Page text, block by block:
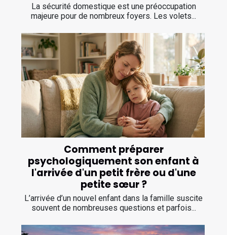
La sécurité domestique est une préoccupation
majeure pour de nombreux foyers. Les volets...
Comment préparer
psychologiquement son enfant à
l'arrivée d'un petit frère ou d'une
petite sœur ?
L’arrivée d’un nouvel enfant dans la famille suscite
souvent de nombreuses questions et parfois...